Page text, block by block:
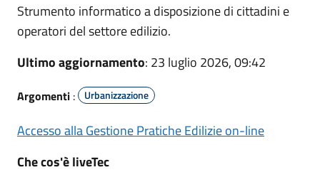
Strumento informatico a disposizione di cittadini e
operatori del settore edilizio.
Ultimo aggiornamento: 23 luglio 2026, 09:42
Argomenti : Urbanizzazione
Accesso alla Gestione Pratiche Edilizie on-line
Che cos'è liveTec